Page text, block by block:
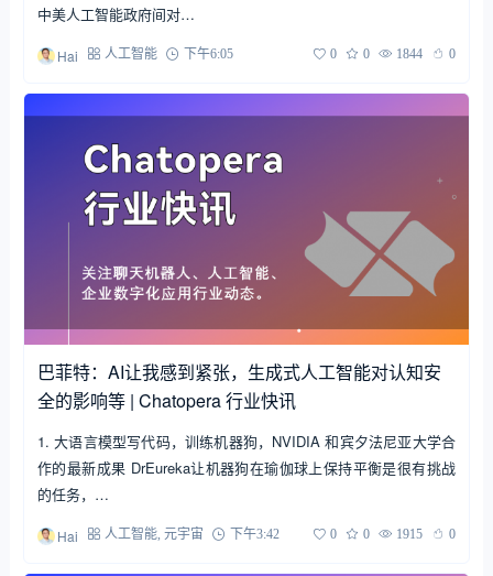
中美人工智能政府间对…
Hai 人工智能 下午6:05 0 0 1844 0
巴菲特：AI让我感到紧张，生成式人工智能对认知安
全的影响等 | Chatopera 行业快讯
1. 大语言模型写代码，训练机器狗，NVIDIA 和宾夕法尼亚大学合
作的最新成果 DrEureka让机器狗在瑜伽球上保持平衡是很有挑战
的任务，…
Hai 人工智能, 元宇宙 下午3:42 0 0 1915 0